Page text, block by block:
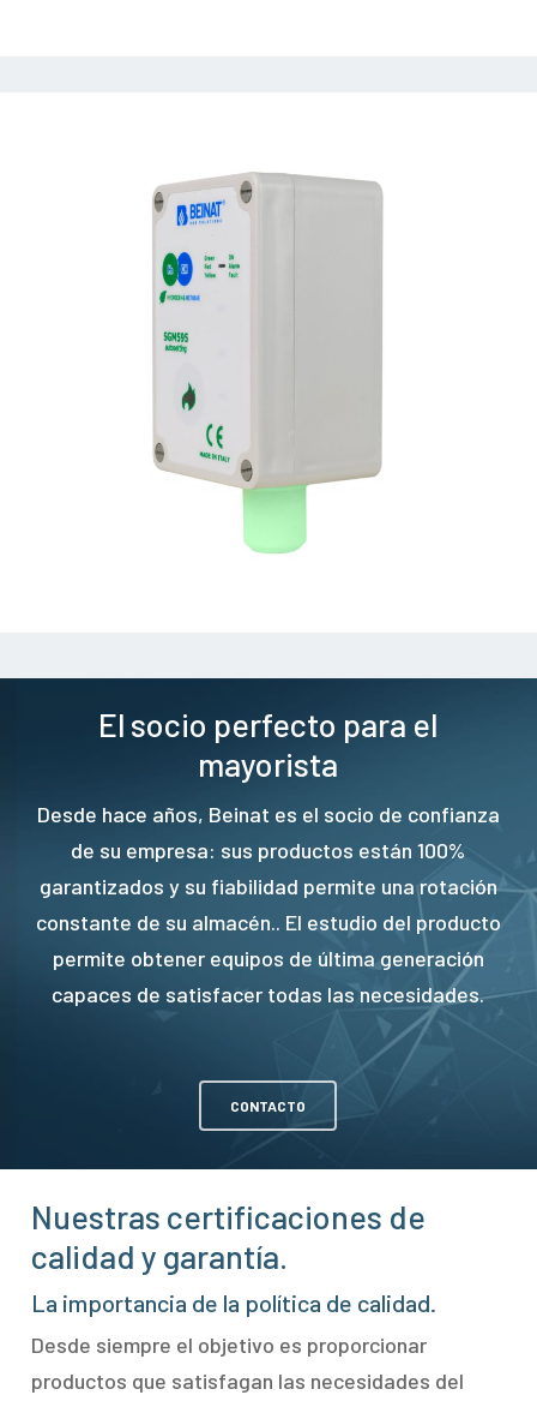
El socio perfecto para el
mayorista
Desde hace años, Beinat es el socio de confianza
de su empresa: sus productos están 100%
garantizados y su fiabilidad permite una rotación
constante de su almacén.. El estudio del producto
permite obtener equipos de última generación
capaces de satisfacer todas las necesidades.
CONTACTO
Nuestras certificaciones de
calidad y garantía.
La importancia de la política de calidad.
Desde siempre el objetivo es proporcionar
productos que satisfagan las necesidades del